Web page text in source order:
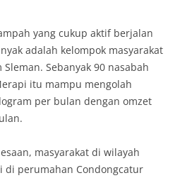
yang cukup aktif berjalan
adalah kelompok masyarakat
Sebanyak 90 nasabah
itu mampu mengolah
per bulan dengan omzet
masyarakat di wilayah
di perumahan Condongcatur